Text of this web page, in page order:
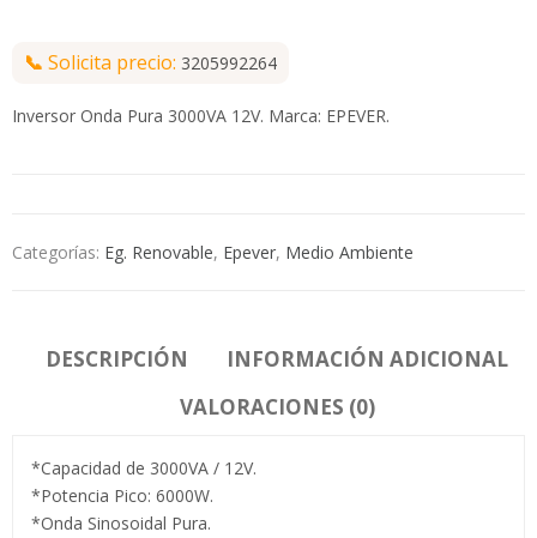
📞 Solicita precio: 3205992264
Inversor Onda Pura 3000VA 12V. Marca: EPEVER.
Categorías: Eg. Renovable, Epever, Medio Ambiente
DESCRIPCIÓN
INFORMACIÓN ADICIONAL
VALORACIONES (0)
*Capacidad de 3000VA / 12V.
*Potencia Pico: 6000W.
*Onda Sinosoidal Pura.